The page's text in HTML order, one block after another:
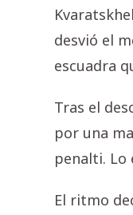
desvió el
escuadra
Tras el
por una
penalti. Lo
El ritmo